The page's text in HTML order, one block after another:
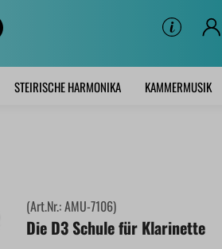
Suche...
STEIRISCHE HARMONIKA KAMMERMUSIK
(Art.Nr.:AMU-7106)
Die D3 Schule für Klarinette